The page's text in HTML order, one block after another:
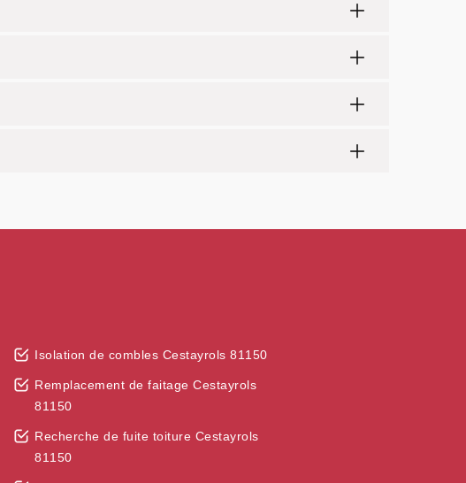
Isolation de combles Cestayrols 81150
Remplacement de faitage Cestayrols
81150
Recherche de fuite toiture Cestayrols
81150